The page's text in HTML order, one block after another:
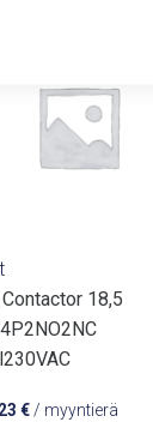
18,5
€ / myyntierä